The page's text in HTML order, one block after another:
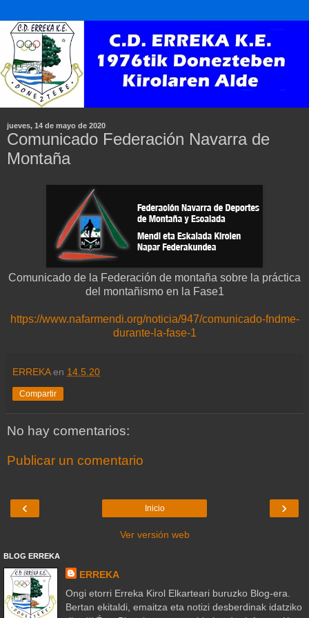
jueves, 14 de mayo de 2020
Comunicado Federación Navarra de
Montaña
Comunicado de la Federación de montaña sobre la práctica
del montañismo en la Fase1
https://www.nafarmendi.org/noticia/947/comunicado-fndme-
durante-la-fase-1
ERREKA en 14.5.20
Compartir
No hay comentarios:
Publicar un comentario
‹ ›
Inicio
Ver versión web
BLOG ERREKA
ERREKA
Ongi etorri Erreka Kirol Elkarteari buruzko Blog-era.
Bertan ekitaldi, emaitza eta notizi desberdinak idatziko